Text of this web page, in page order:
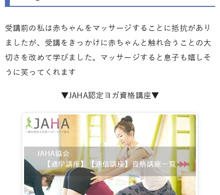
受講前の私は赤ちゃんをマッサージすることに抵抗があり
ましたが、受講をきっかけに赤ちゃんと触れ合うことの大
切さを改めて学びました。マッサージすると息子も嬉しそ
うに笑ってくれます
▼JAHA認定ヨガ資格講座▼